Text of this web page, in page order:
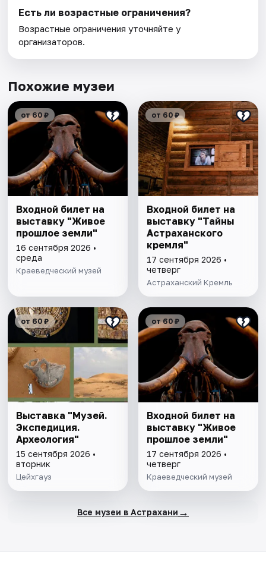
Есть ли возрастные ограничения?
Возрастные ограничения уточняйте у
организаторов.
Похожие музеи
от 60 ₽
Входной билет на
выставку "Живое
прошлое земли"
16 сентября 2026 •
среда
Краеведческий музей
от 60 ₽
Входной билет на
выставку "Тайны
Астраханского
кремля"
17 сентября 2026 •
четверг
Астраханский Кремль
от 60 ₽
Выставка "Музей.
Экспедиция.
Археология"
15 сентября 2026 •
вторник
Цейхгауз
от 60 ₽
Входной билет на
выставку "Живое
прошлое земли"
17 сентября 2026 •
четверг
Краеведческий музей
Все музеи в Астрахани →